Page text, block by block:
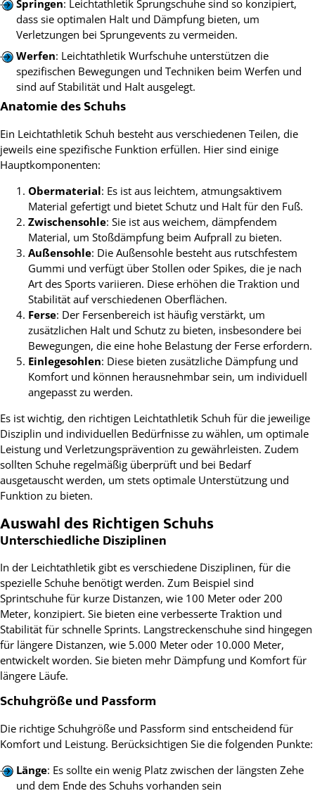
Springen: Leichtathletik Sprungschuhe sind so konzipiert,
dass sie optimalen Halt und Dämpfung bieten, um
Verletzungen bei Sprungevents zu vermeiden.
Werfen: Leichtathletik Wurfschuhe unterstützen die
spezifischen Bewegungen und Techniken beim Werfen und
sind auf Stabilität und Halt ausgelegt.
Anatomie des Schuhs
Ein Leichtathletik Schuh besteht aus verschiedenen Teilen, die
jeweils eine spezifische Funktion erfüllen. Hier sind einige
Hauptkomponenten:
Obermaterial: Es ist aus leichtem, atmungsaktivem
Material gefertigt und bietet Schutz und Halt für den Fuß.
Zwischensohle: Sie ist aus weichem, dämpfendem
Material, um Stoßdämpfung beim Aufprall zu bieten.
Außensohle: Die Außensohle besteht aus rutschfestem
Gummi und verfügt über Stollen oder Spikes, die je nach
Art des Sports variieren. Diese erhöhen die Traktion und
Stabilität auf verschiedenen Oberflächen.
Ferse: Der Fersenbereich ist häufig verstärkt, um
zusätzlichen Halt und Schutz zu bieten, insbesondere bei
Bewegungen, die eine hohe Belastung der Ferse erfordern.
Einlegesohlen: Diese bieten zusätzliche Dämpfung und
Komfort und können herausnehmbar sein, um individuell
angepasst zu werden.
Es ist wichtig, den richtigen Leichtathletik Schuh für die jeweilige
Disziplin und individuellen Bedürfnisse zu wählen, um optimale
Leistung und Verletzungsprävention zu gewährleisten. Zudem
sollten Schuhe regelmäßig überprüft und bei Bedarf
ausgetauscht werden, um stets optimale Unterstützung und
Funktion zu bieten.
Auswahl des Richtigen Schuhs
Unterschiedliche Disziplinen
In der Leichtathletik gibt es verschiedene Disziplinen, für die
spezielle Schuhe benötigt werden. Zum Beispiel sind
Sprintschuhe für kurze Distanzen, wie 100 Meter oder 200
Meter, konzipiert. Sie bieten eine verbesserte Traktion und
Stabilität für schnelle Sprints. Langstreckenschuhe sind hingegen
für längere Distanzen, wie 5.000 Meter oder 10.000 Meter,
entwickelt worden. Sie bieten mehr Dämpfung und Komfort für
längere Läufe.
Schuhgröße und Passform
Die richtige Schuhgröße und Passform sind entscheidend für
Komfort und Leistung. Berücksichtigen Sie die folgenden Punkte:
Länge: Es sollte ein wenig Platz zwischen der längsten Zehe
und dem Ende des Schuhs vorhanden sein